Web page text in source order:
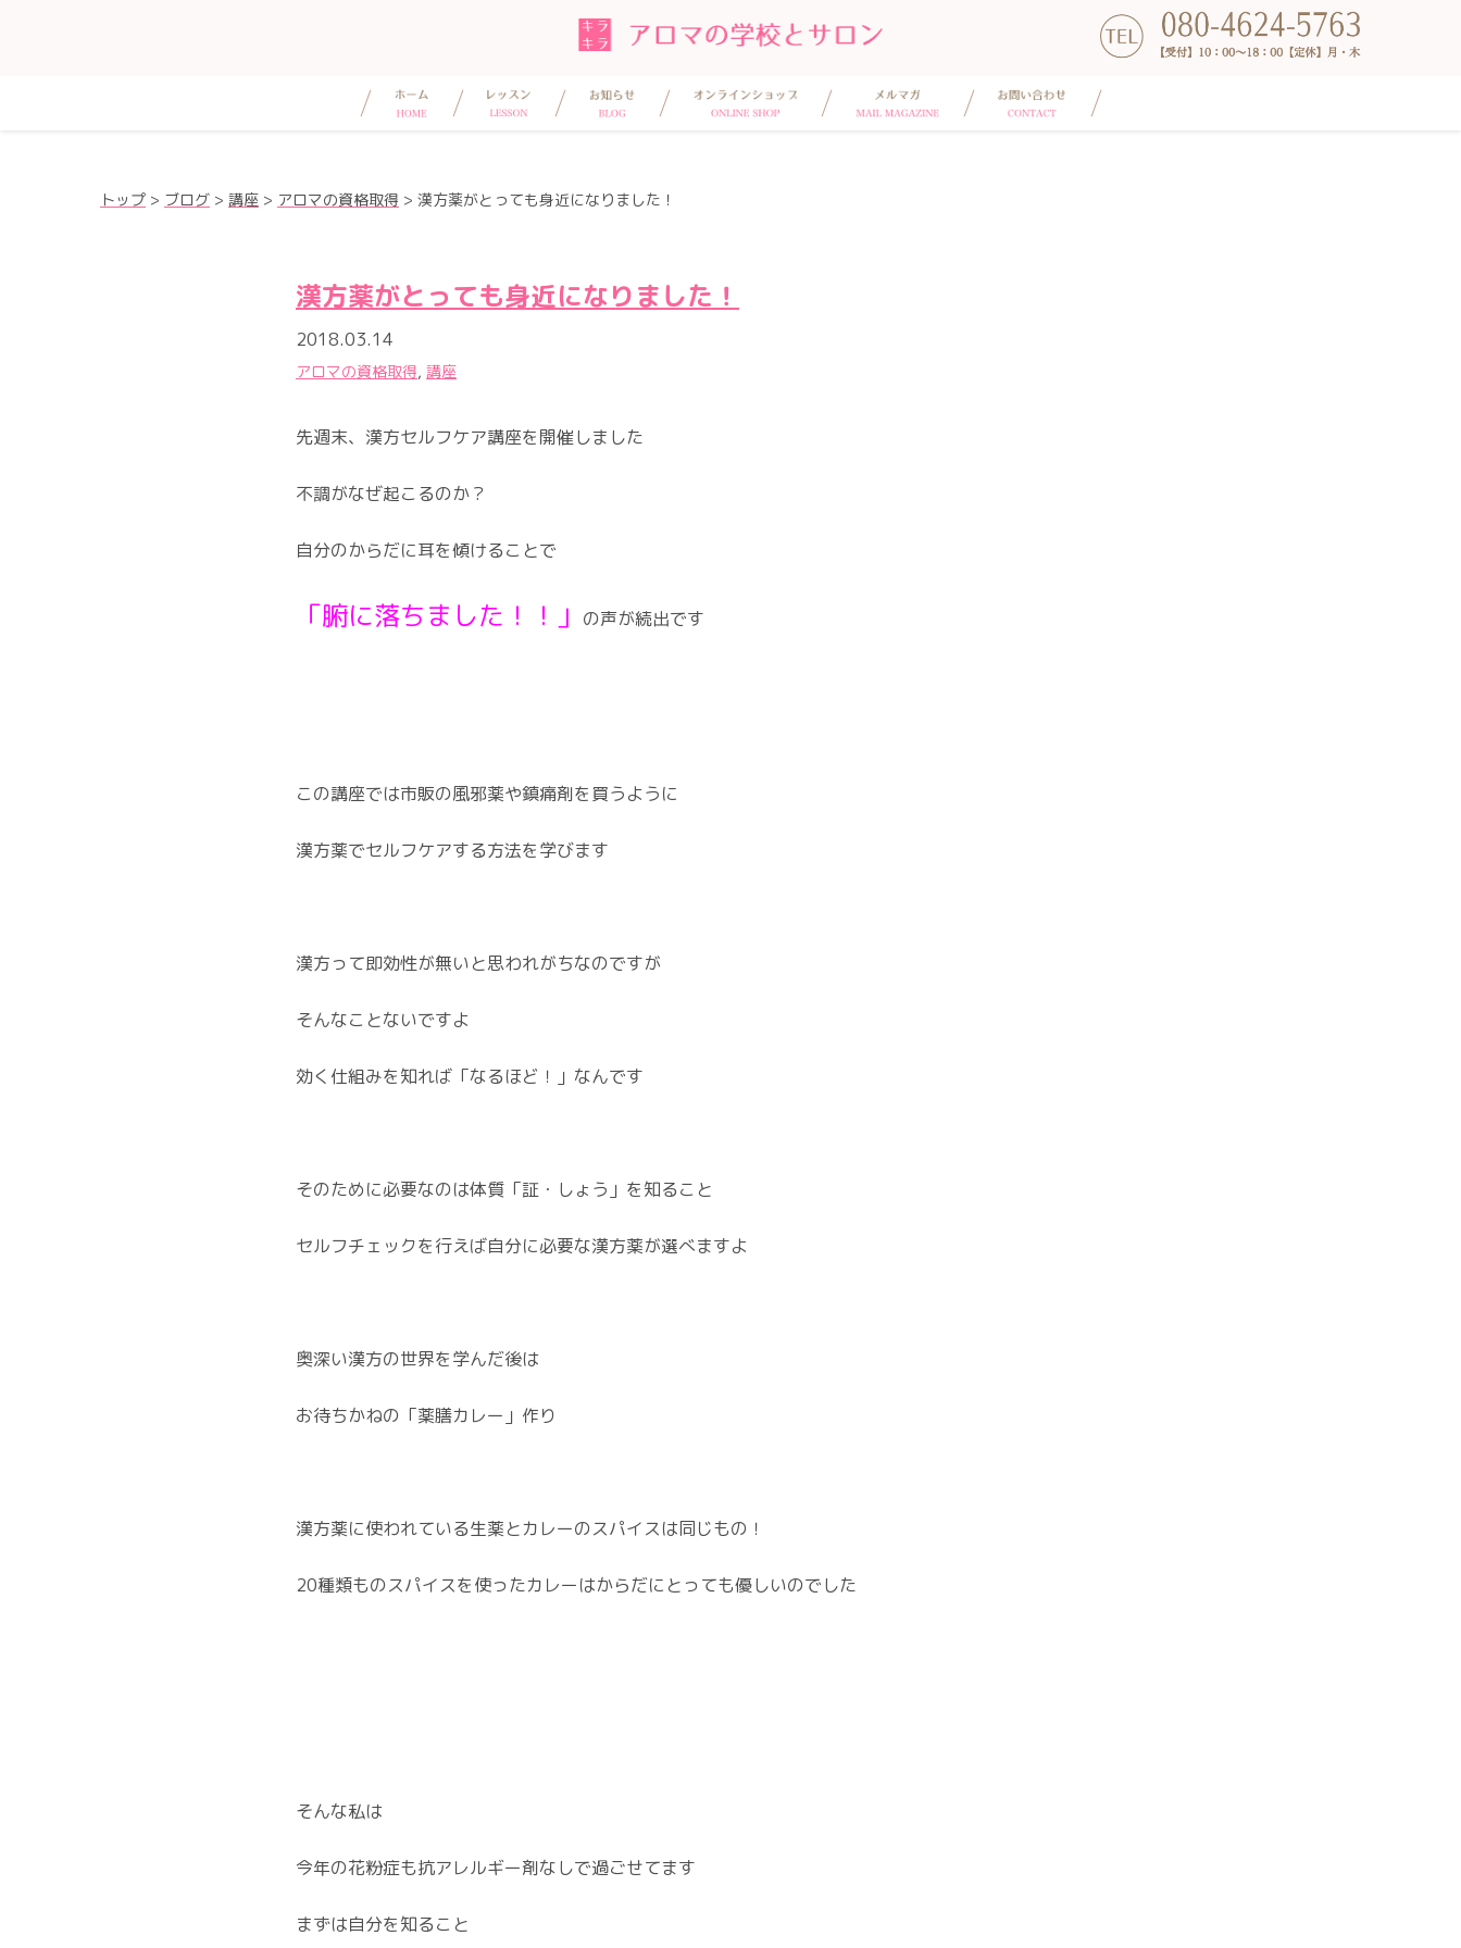
トップ > ブログ > 講座 > アロマの資格取得 > 漢方薬がとっても身近になりました！
漢方薬がとっても身近になりました！
2018.03.14
アロマの資格取得, 講座
先週末、漢方セルフケア講座を開催しました
不調がなぜ起こるのか？
自分のからだに耳を傾けることで
「腑に落ちました！！」 の声が続出です
この講座では市販の風邪薬や鎮痛剤を買うように
漢方薬でセルフケアする方法を学びます
漢方って即効性が無いと思われがちなのですが
そんなことないですよ
効く仕組みを知れば「なるほど！」なんです
そのために必要なのは体質「証・しょう」を知ること
セルフチェックを行えば自分に必要な漢方薬が選べますよ
奥深い漢方の世界を学んだ後は
お待ちかねの「薬膳カレー」作り
漢方薬に使われている生薬とカレーのスパイスは同じもの！
20種類ものスパイスを使ったカレーはからだにとっても優しいのでした
そんな私は
今年の花粉症も抗アレルギー剤なしで過ごせてます
まずは自分を知ること